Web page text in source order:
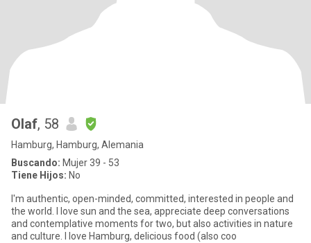
Olaf, 58
Hamburg, Hamburg, Alemania
Buscando: Mujer 39 - 53
Tiene Hijos: No
I'm authentic, open-minded, committed, interested in people and
the world. I love sun and the sea, appreciate deep conversations
and contemplative moments for two, but also activities in nature
and culture. I love Hamburg, delicious food (also coo